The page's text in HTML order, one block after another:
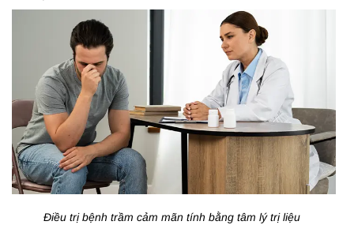
Điều trị bệnh trầm cảm mãn tính bằng tâm lý trị liệu